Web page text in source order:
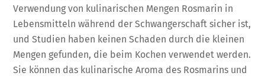
Verwendung von kulinarischen Mengen Rosmarin in
Lebensmitteln während der Schwangerschaft sicher ist,
und Studien haben keinen Schaden durch die kleinen
Mengen gefunden, die beim Kochen verwendet werden.
Sie können das kulinarische Aroma des Rosmarins und